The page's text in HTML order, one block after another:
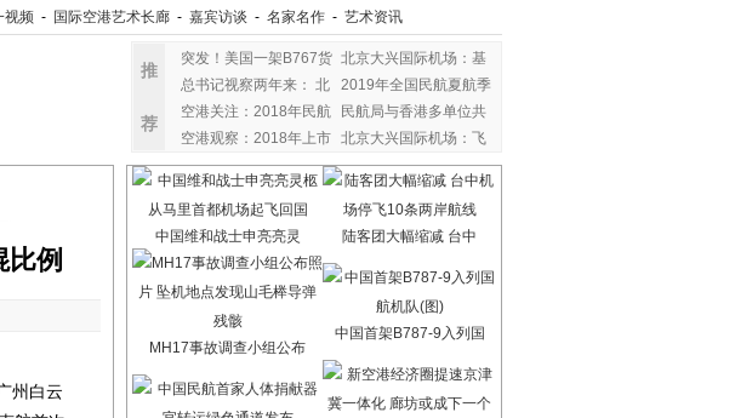
视频 - 国际空港艺术长廊 - 嘉宾访谈 - 名家名作 - 艺术资讯
推
荐
突发！美国一架B767货 北京大兴国际机场：基
总书记视察两年来： 北
2019年全国民航夏航季
空港关注：2018年民航
民航局与香港多单位共
空港观察：2018年上市 北京大兴国际机场：飞
例
州白云
中国维和战士申亮亮灵 陆客团大幅缩减 台中
MH17事故调查小组公布
中国首架B787-9入列国